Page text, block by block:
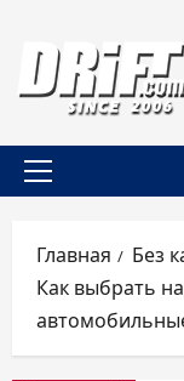
содержимому
Основное
Главная
Без
Как выбрать